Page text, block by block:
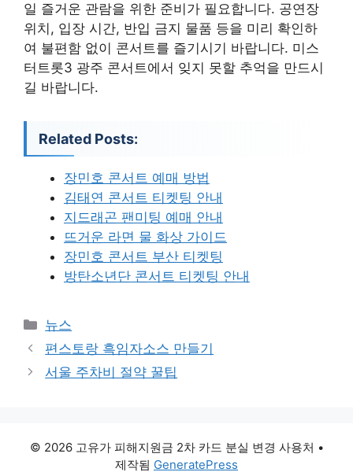
일 즐거운 관람을 위한 준비가 필요합니다. 공연장
위치, 입장 시간, 반입 금지 물품 등을 미리 확인하
여 불편함 없이 콘서트를 즐기시기 바랍니다. 미스
터트롯3 광주 콘서트에서 잊지 못할 추억을 만드시
길 바랍니다.
Related Posts:
장민호 콘서트 예매 방법
김태연 콘서트 티켓팅 안내
지드래곤 팬미팅 예매 안내
뜨거운 라면 물 화상 가이드
장민호 콘서트 부산 티켓팅
방탄소년단 콘서트 티켓팅 안내
카
테
리
뉴스
편스토랑 흑임자소스 만들기
서울 주차비 절약 꿀팁
© 2026 고유가 피해지원금 2차 카드 분실 변경 사용처 •
제작됨 GeneratePress